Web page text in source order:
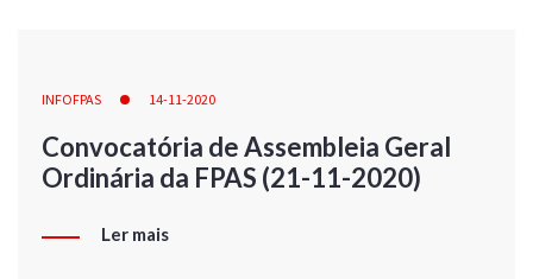
INFOFPAS 14-11-2020
Convocatória de Assembleia Geral
Ordinária da FPAS (21-11-2020)
Ler mais